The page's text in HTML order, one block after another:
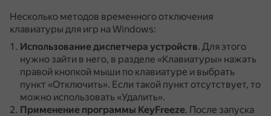
Несколько методов временного отключения
клавиатуры для игр на Windows:
Использование диспетчера устройств. Для этого
нужно зайти в него, в разделе «Клавиатуры» нажать
правой кнопкой мыши по клавиатуре и выбрать
пункт «Отключить». Если такой пункт отсутствует, то
можно использовать «Удалить».
Применение программы KeyFreeze. После запуска